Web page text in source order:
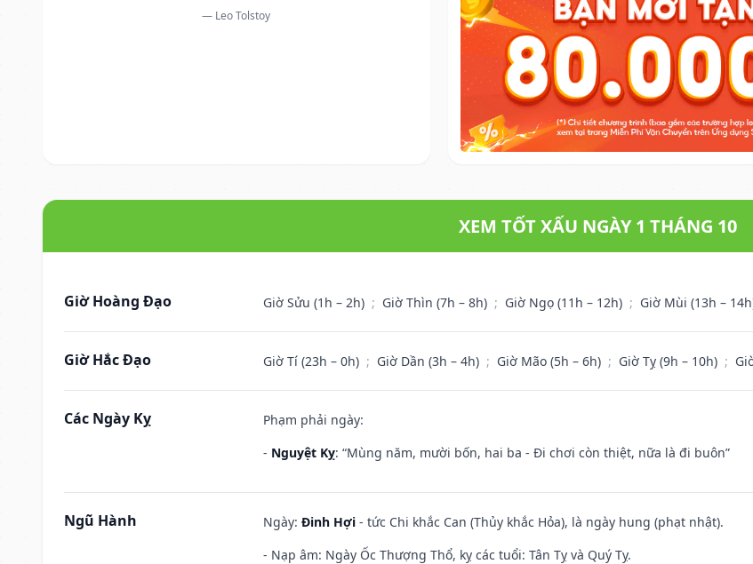
— Leo Tolstoy
XEM TỐT XẤU NGÀY 1 THÁNG 10
Giờ Hoàng Đạo Giờ Sửu (1h – 2h) ; Giờ Thìn (7h – 8h) ; Giờ Ngọ (11h – 12h) ; Giờ Mùi (13h –
Giờ Hắc Đạo Giờ Tí (23h – 0h) ; Giờ Dần (3h – 4h) ; Giờ Mão (5h – 6h) ; Giờ Tỵ (9h – 10h) ;
Các Ngày Kỵ
Phạm phải ngày:
- Nguyệt Kỵ: “Mùng năm, mười bốn, hai ba - Đi chơi còn thiệt, nữa là đi buôn”
Ngũ Hành Ngày: Đinh Hợi - tức Chi khắc Can (Thủy khắc Hỏa), là ngày hung (phạt nhật).
- Nạp âm: Ngày Ốc Thượng Thổ, kỵ các tuổi: Tân Tỵ và Quý Tỵ.